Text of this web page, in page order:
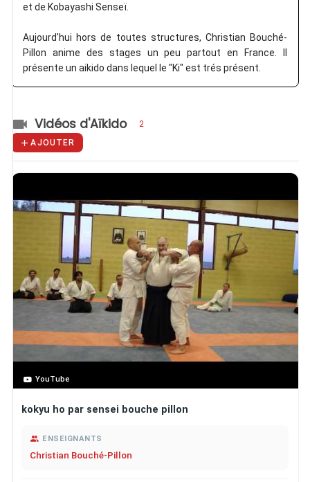
et de Kobayashi Senseï.
Aujourd'hui hors de toutes structures, Christian Bouché-
Pillon anime des stages un peu partout en France. Il
présente un aikido dans lequel le "Ki" est trés présent.
Vidéos d'Aïkido 2
AJOUTER
YouTube
kokyu ho par sensei bouche pillon
ENSEIGNANTS
Christian Bouché-Pillon